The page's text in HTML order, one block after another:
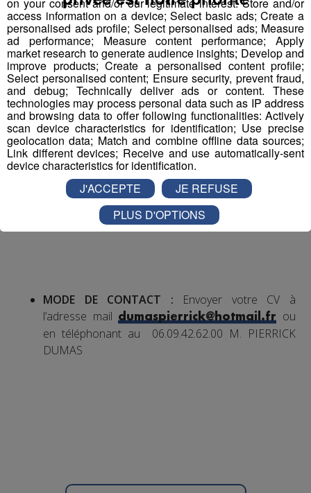
NUMERO OFFRE POLE EMPLOI :042BFHF
NOM ENTREPRISE :SAS DUMAS PIERRICK
MODE DE CONTACT : Envoyer votre CV à
l’adresse maildumaspierrick@hotmail.fr
ou
en téléphonant au 06.09.42.62.00 M. PIERRICK
DUMAS
access information on a device; Select basic ads; Create a
personalised ads profile; Select personalised ads; Measure
ad performance; Measure content performance; Apply
market research to generate audience insights; Develop and
improve products; Create a personalised content profile;
Select personalised content; Ensure security, prevent fraud,
and debug; Technically deliver ads or content. These
technologies may process personal data such as IP address
and browsing data to offer following functionalities: Actively
scan device characteristics for identification; Use precise
geolocation data; Match and combine offline data sources;
Link different devices; Receive and use automatically-sent
device characteristics for identification.
J'ACCEPTE
JE REFUSE
PLUS D'OPTIONS